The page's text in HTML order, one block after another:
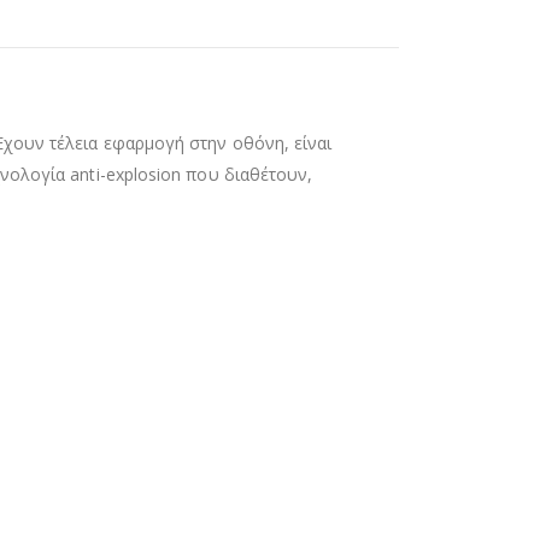
τέλεια εφαρμογή στην οθόνη, είναι
anti-explosion που διαθέτουν,